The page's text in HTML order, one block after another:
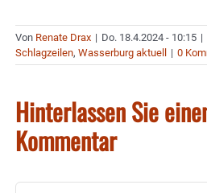
Von Renate Drax | Do. 18.4.2024 - 10:15 |
Schlagzeilen, Wasserburg aktuell | 0
Hinterlassen Sie
Kommentar